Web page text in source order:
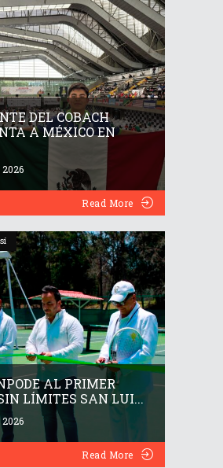
DEL COBACH
A MÉXICO EN
Read More
AL PRIMER
LÍMITES SAN LUI...
Read More